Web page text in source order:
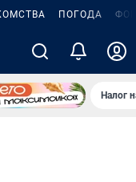
ПОГОДА
Налог